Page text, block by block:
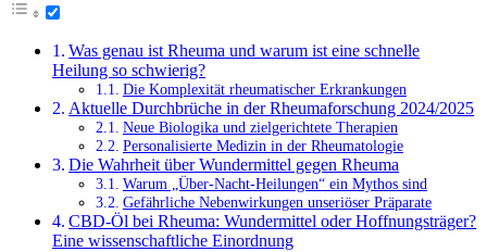
Was genau ist Rheuma und warum ist eine schnelle
Heilung so schwierig?
Die Komplexität rheumatischer Erkrankungen
Aktuelle Durchbrüche in der Rheumaforschung 2024/2025
Neue Biologika und zielgerichtete Therapien
Personalisierte Medizin in der Rheumatologie
Die Wahrheit über Wundermittel gegen Rheuma
Warum „Über-Nacht-Heilungen“ ein Mythos sind
Gefährliche Nebenwirkungen unseriöser Präparate
CBD-Öl bei Rheuma: Wundermittel oder Hoffnungsträger?
Eine wissenschaftliche Einordnung